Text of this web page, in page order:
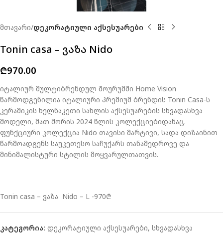
მთავარი დეკორატიული აქსესუარები
Tonin casa – ვაზა Nido
₾970.00
იტალიურ მულტიბრენდულ შოურუმში Home Vision
წარმოდგენილია იტალიური პრემიუმ ბრენდის Tonin Casa-ს
კერამიკის ხელნაკეთი სახლის აქსესუარების სხვადასხვა
მოდელი, მათ შორის 2024 წლის კოლექციებიდანაც.
ფუნქციური კოლექცია Nido თავისი მარტივი, სადა დიზაინით
წარმოადგენს საუკეთესო საჩუქარს თანამედროვე და
მინიმალისტური სტილის მოყვარულთათვის.
Tonin casa – ვაზა Nido – L -970₾
კატეგორია: დეკორატიული აქსესუარები, სხვადასხვა